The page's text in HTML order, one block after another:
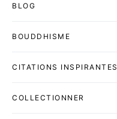
BLOG
BOUDDHISME
CITATIONS INSPIRANTES
COLLECTIONNER